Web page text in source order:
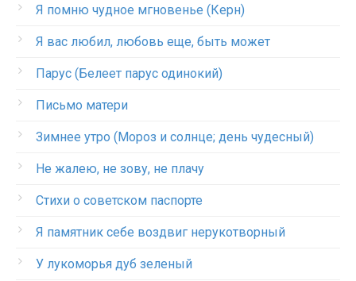
Я помню чудное мгновенье (Керн)
Я вас любил, любовь еще, быть может
Парус (Белеет парус одинокий)
Письмо матери
Зимнее утро (Мороз и солнце; день чудесный)
Не жалею, не зову, не плачу
Стихи о советском паспорте
Я памятник себе воздвиг нерукотворный
У лукоморья дуб зеленый